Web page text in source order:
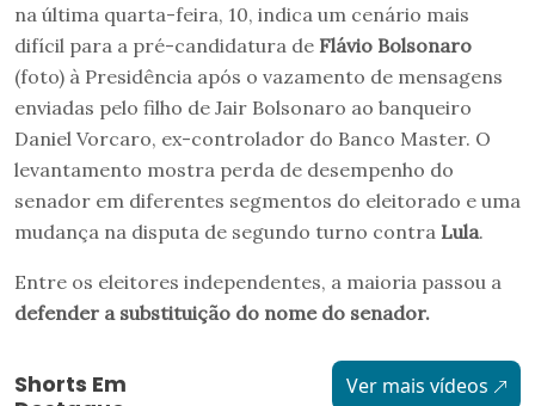
na última quarta-feira, 10, indica um cenário mais
difícil para a pré-candidatura de Flávio Bolsonaro
(foto) à Presidência após o vazamento de mensagens
enviadas pelo filho de Jair Bolsonaro ao banqueiro
Daniel Vorcaro, ex-controlador do Banco Master. O
levantamento mostra perda de desempenho do
senador em diferentes segmentos do eleitorado e uma
mudança na disputa de segundo turno contra Lula.
Entre os eleitores independentes, a maioria passou a
defender a substituição do nome do senador.
Shorts Em
Ver mais vídeos